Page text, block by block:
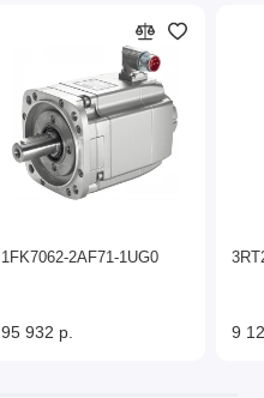
1FK7062-2AF71-1UG0
95 932 р. 9